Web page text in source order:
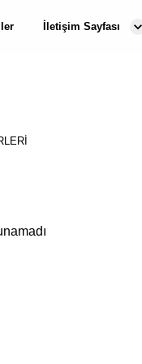
İletişim Sayfası